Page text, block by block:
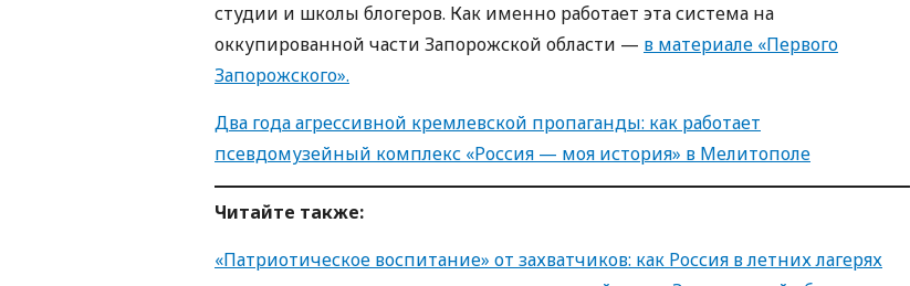
студии и школы блогеров. Как именно работает эта система на
оккупированной части Запорожской области — в материале «Первого
Запорожского».
Два года агрессивной кремлевской пропаганды: как работает
псевдомузейный комплекс «Россия — моя история» в Мелитополе
Читайте также:
«Патриотическое воспитание» от захватчиков: как Россия в летних лагерях